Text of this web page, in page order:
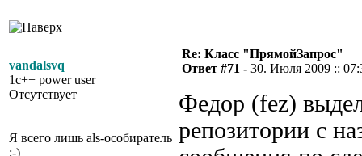
vandalsvq
1c++ power user
Отсутствует
Я всего лишь als-особиратель
;-)
Re: Класс "ПрямойЗапрос"
Ответ #71 - 30. Июля 2009 ::
Федор (fez)
репозитории с